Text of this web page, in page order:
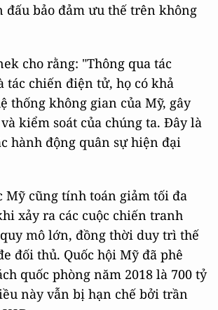
đấu bảo đảm ưu thế trên không
cho rằng: "Thông qua tác
tác chiến điện tử, họ có khả
thống không gian của Mỹ, gây
kiểm soát của chúng ta. Đây là
hành động quân sự hiện đại
Mỹ cũng tính toán giảm tối đa
xảy ra các cuộc chiến tranh
mô lớn, đồng thời duy trì thế
đối thủ. Quốc hội Mỹ đã phê
quốc phòng năm 2018 là 700 tỷ
này vẫn bị hạn chế bởi trần